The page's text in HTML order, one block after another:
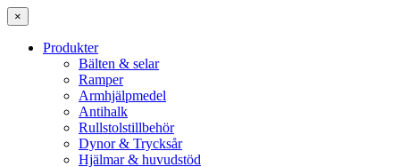
×
Produkter
Bälten & selar
Ramper
Armhjälpmedel
Antihalk
Rullstolstillbehör
Dynor & Trycksår
Hjälmar & huvudstöd